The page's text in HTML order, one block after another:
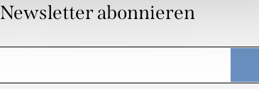
Newsletter abonnieren